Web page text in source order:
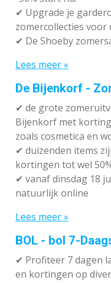
✔ Upgrade je
zomercollecties voor
✔ De Shoeby
Lees meer »
De Bijenkorf -
✔ de grote
Bijenkorf met
zoals cosmetica en
✔ duizenden items
kortingen tot wel
✔ vanaf dinsdag 18
natuurlijk online
Lees meer »
BOL - bol 7-
✔ Profiteer 7 dagen
en kortingen op